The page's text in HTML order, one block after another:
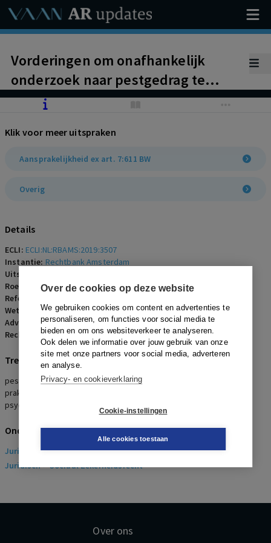
Over de cookies op deze website
We gebruiken cookies om content en advertenties te
personaliseren, om functies voor social media te
bieden en om ons websiteverkeer te analyseren.
Ook delen we informatie over jouw gebruik van onze
site met onze partners voor social media, adverteren
en analyse.
Privacy- en cookieverklaring
Cookie-instellingen
Alle cookies toestaan
Vorderingen om onafhankelijk
onderzoek naar pestgedrag te
gelasten en voor praktijkopleiding
verrichten afgewezen. Niet is
gebleken dat intern onderzoek niet
en dat werkzaamheden onder
Klik voor meer uitspraken
Aansprakelijkheid ex art. 7:611 BW
Overig
Details
ECLI: ECLI:NL:RBAMS:2019:3507
Instantie: Rechtbank Amsterdam
Uitspraakdatum:
Roepnaam:werkneemster/Sociale Verzekeringsbank
Referentienummer:
Wetsartikelen:7:611 BW,3 Arbowet
Advocaten:M.J.G.M. Lamers
Rechters:M. van Walraven
Trefwoorden
pesten, naaktfoto, onderzoek, onafhankelijk, kort geding,
praktijkopleiding, registeraccountant, passende werkzaamheden,
psychosociale arbeidsbelasting
Onderwerpen
Juridisch> Arbeidsrecht
Juridisch> Sociaal Zekerheidsrecht
Over ons